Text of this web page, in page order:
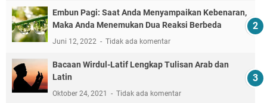
Embun Pagi: Saat Anda Menyampaikan Kebenaran,
Maka Anda Menemukan Dua Reaksi Berbeda
Juni 12, 2022 Tidak ada komentar
Bacaan Wirdul-Latif Lengkap Tulisan Arab dan
Latin
Oktober 24, 2021 Tidak ada komentar